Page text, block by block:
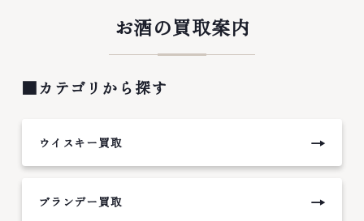
お酒の買取案内
■カテゴリから探す
ウイスキー買取 →
ブランデー買取 →